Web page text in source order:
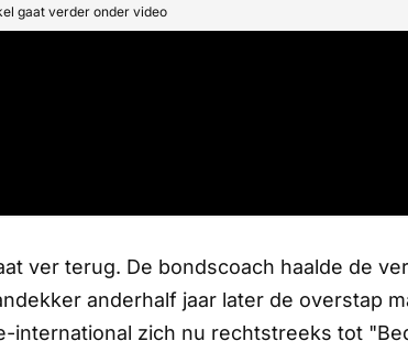
gaat verder onder video
ver terug. De bondscoach haalde de
anderhalf jaar later de overstap
international zich nu rechtstreeks tot